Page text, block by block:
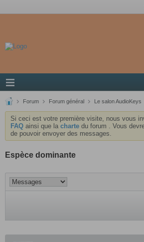
Forum Forum général Le salon AudioKeys
Si ceci est votre première visite, nous vous
FAQ ainsi que la charte du forum . Vous
de pouvoir envoyer des messages.
Espèce dominante